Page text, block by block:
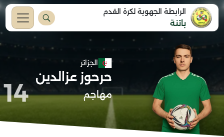
الرابطة الجهوية لكرة القدم
باتنة
الجزائر
حرحوز عزالدين
مهاجم 14